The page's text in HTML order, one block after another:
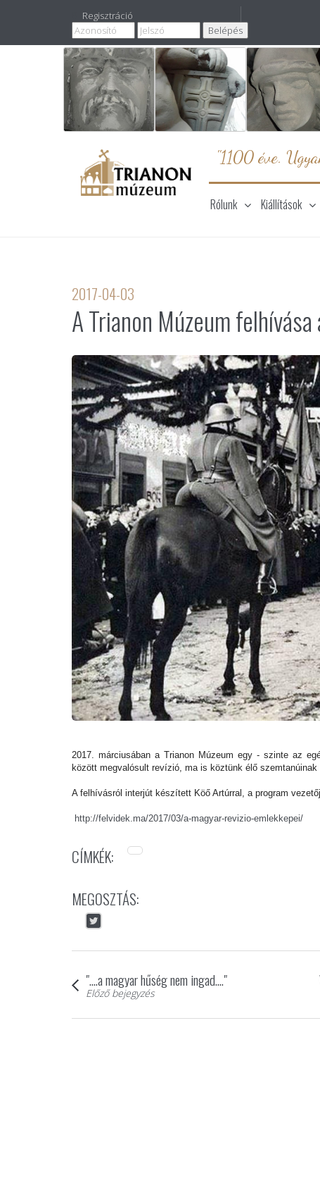
Regisztráció
"1100 éve.
Rólunk Kiállítások
2017-04-03
A Trianon Múzeum
2017. márciusában a Trianon Múzeum egy - szinte az
között megvalósult revízió, ma is köztünk élő szemtanúinak
A felhívásról interjút készített Köő Artúrral, a program
http://felvidek.ma/2017/03/a-magyar-revizio-emlekkepei/
CÍMKÉK:
MEGOSZTÁS:
"....a magyar hűség nem ingad...."
Előző bejegyzés